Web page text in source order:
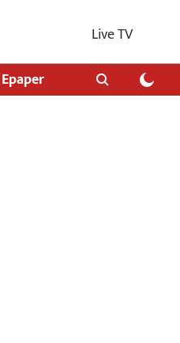
Live TV
Epaper